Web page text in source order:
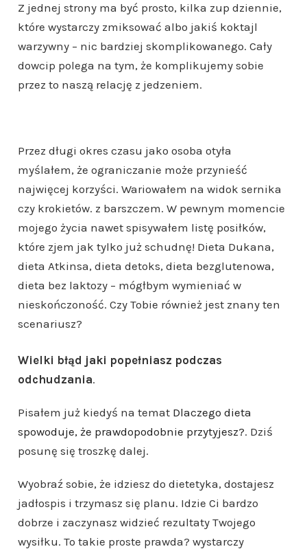
Z jednej strony ma być prosto, kilka zup dziennie,
które wystarczy zmiksować albo jakiś koktajl
warzywny – nic bardziej skomplikowanego. Cały
dowcip polega na tym, że komplikujemy sobie
przez to naszą relację z jedzeniem.
Przez długi okres czasu jako osoba otyła
myślałem, że ograniczanie może przynieść
najwięcej korzyści. Wariowałem na widok sernika
czy krokietów. z barszczem. W pewnym momencie
mojego życia nawet spisywałem listę posiłków,
które zjem jak tylko już schudnę! Dieta Dukana,
dieta Atkinsa, dieta detoks, dieta bezglutenowa,
dieta bez laktozy – mógłbym wymieniać w
nieskończoność. Czy Tobie również jest znany ten
scenariusz?
Wielki błąd jaki popełniasz podczas
odchudzania.
Pisałem już kiedyś na temat Dlaczego dieta
spowoduje, że prawdopodobnie przytyjesz?. Dziś
posunę się troszkę dalej.
Wyobraź sobie, że idziesz do dietetyka, dostajesz
jadłospis i trzymasz się planu. Idzie Ci bardzo
dobrze i zaczynasz widzieć rezultaty Twojego
wysiłku. To takie proste prawda? wystarczy